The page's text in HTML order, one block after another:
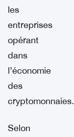
les
entreprises
opérant
dans
l’économie
des
cryptomonnaies.
Selon